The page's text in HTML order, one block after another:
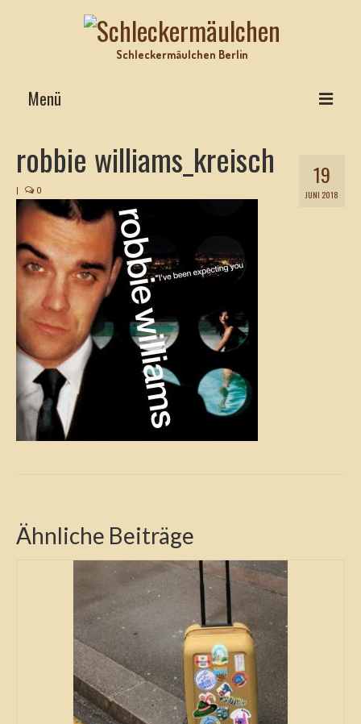
Schleckermäulchen Berlin
Menü
Lecker Urlaub
Star-Rezepte
Motz-Ecke
Hits mit Biss
19
JUNI 2018
robbie williams_kreisch
| 0
Ähnliche Beiträge